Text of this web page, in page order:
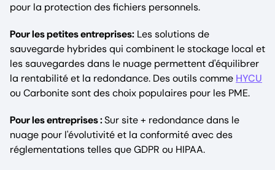
pour la protection des fichiers personnels.
Pour les petites entreprises: Les solutions de
sauvegarde hybrides qui combinent le stockage local et
les sauvegardes dans le nuage permettent d'équilibrer
la rentabilité et la redondance. Des outils comme HYCU
ou Carbonite sont des choix populaires pour les PME.
Pour les entreprises :Sur site + redondance dans le
nuage pour l'évolutivité et la conformité avec des
réglementations telles que GDPR ou HIPAA.